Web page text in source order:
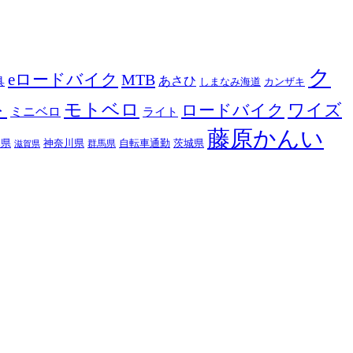
eロードバイク MTB あさひ しまなみ海道 カンザキ ク
ミニベロ モトベロ ライト ロードバイク ワイズ
滋賀県 神奈川県 群馬県 自転車通勤 茨城県 藤原かんい